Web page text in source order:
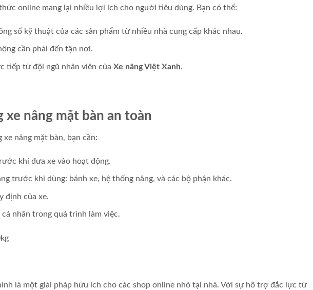
online mang lại nhiều lợi ích cho người tiêu dùng. Bạn có thể:
số kỹ thuật của các sản phẩm từ nhiều nhà cung cấp khác nhau.
cần phải đến tận nơi.
tiếp từ đội ngũ nhân viên của Xe nâng Việt Xanh.
xe nâng mặt bàn an toàn
nâng mặt bàn, bạn cần:
khi đưa xe vào hoạt động.
trước khi dùng: bánh xe, hệ thống nâng, và các bộ phận khác.
định của xe.
nhân trong quá trình làm việc.
là một giải pháp hữu ích cho các shop online nhỏ tại nhà. Với sự hỗ trợ đắc lực từ